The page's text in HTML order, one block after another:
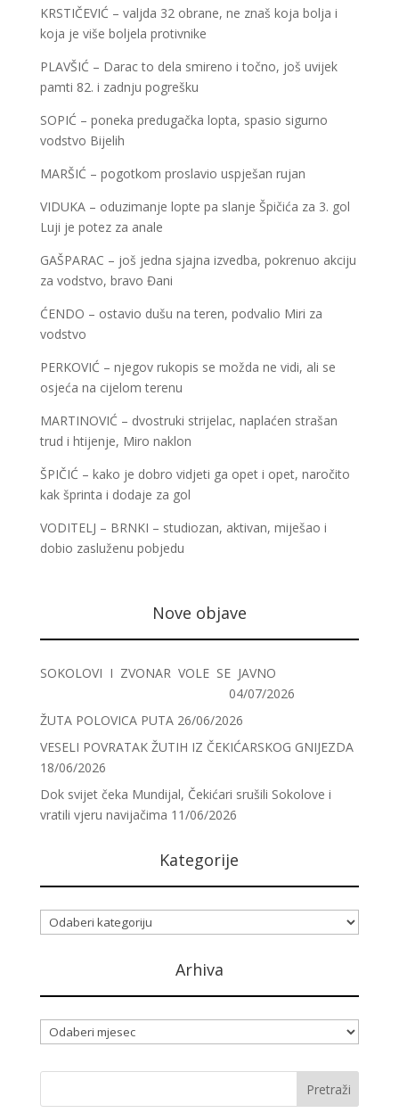
KRSTIČEVIĆ – valjda 32 obrane, ne znaš koja bolja i
koja je više boljela protivnike
PLAVŠIĆ – Darac to dela smireno i točno, još uvijek
pamti 82. i zadnju pogrešku
SOPIĆ – poneka predugačka lopta, spasio sigurno
vodstvo Bijelih
MARŠIĆ – pogotkom proslavio uspješan rujan
VIDUKA – oduzimanje lopte pa slanje Špičića za 3. gol
Luji je potez za anale
GAŠPARAC – još jedna sjajna izvedba, pokrenuo akciju
za vodstvo, bravo Đani
ĆENDO – ostavio dušu na teren, podvalio Miri za
vodstvo
PERKOVIĆ – njegov rukopis se možda ne vidi, ali se
osjeća na cijelom terenu
MARTINOVIĆ – dvostruki strijelac, naplaćen strašan
trud i htijenje, Miro naklon
ŠPIČIĆ – kako je dobro vidjeti ga opet i opet, naročito
kak šprinta i dodaje za gol
VODITELJ – BRNKI – studiozan, aktivan, miješao i
dobio zasluženu pobjedu
Nove objave
SOKOLOVI I ZVONAR VOLE SE JAVNO
04/07/2026
ŽUTA POLOVICA PUTA 26/06/2026
VESELI POVRATAK ŽUTIH IZ ČEKIĆARSKOG GNIJEZDA
18/06/2026
Dok svijet čeka Mundijal, Čekićari srušili Sokolove i
vratili vjeru navijačima 11/06/2026
Kategorije
Kategorije
Arhiva
Arhiva